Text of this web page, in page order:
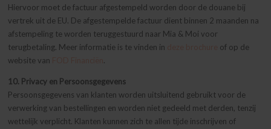
Hiervoor moet de factuur afgestempeld worden door de douane bij
vertrek uit de EU. De afgestempelde factuur dient binnen 2 maanden na
afstempeling te worden teruggestuurd naar Mia & Moi voor
terugbetaling. Meer informatie is te vinden in
of op de
website van
.
10. Privacy en Persoonsgegevens
Persoonsgegevens van klanten worden uitsluitend gebruikt voor de
verwerking van bestellingen en worden niet gedeeld met derden, tenzij
wettelijk verplicht. Klanten kunnen zich te allen tijde inschrijven of